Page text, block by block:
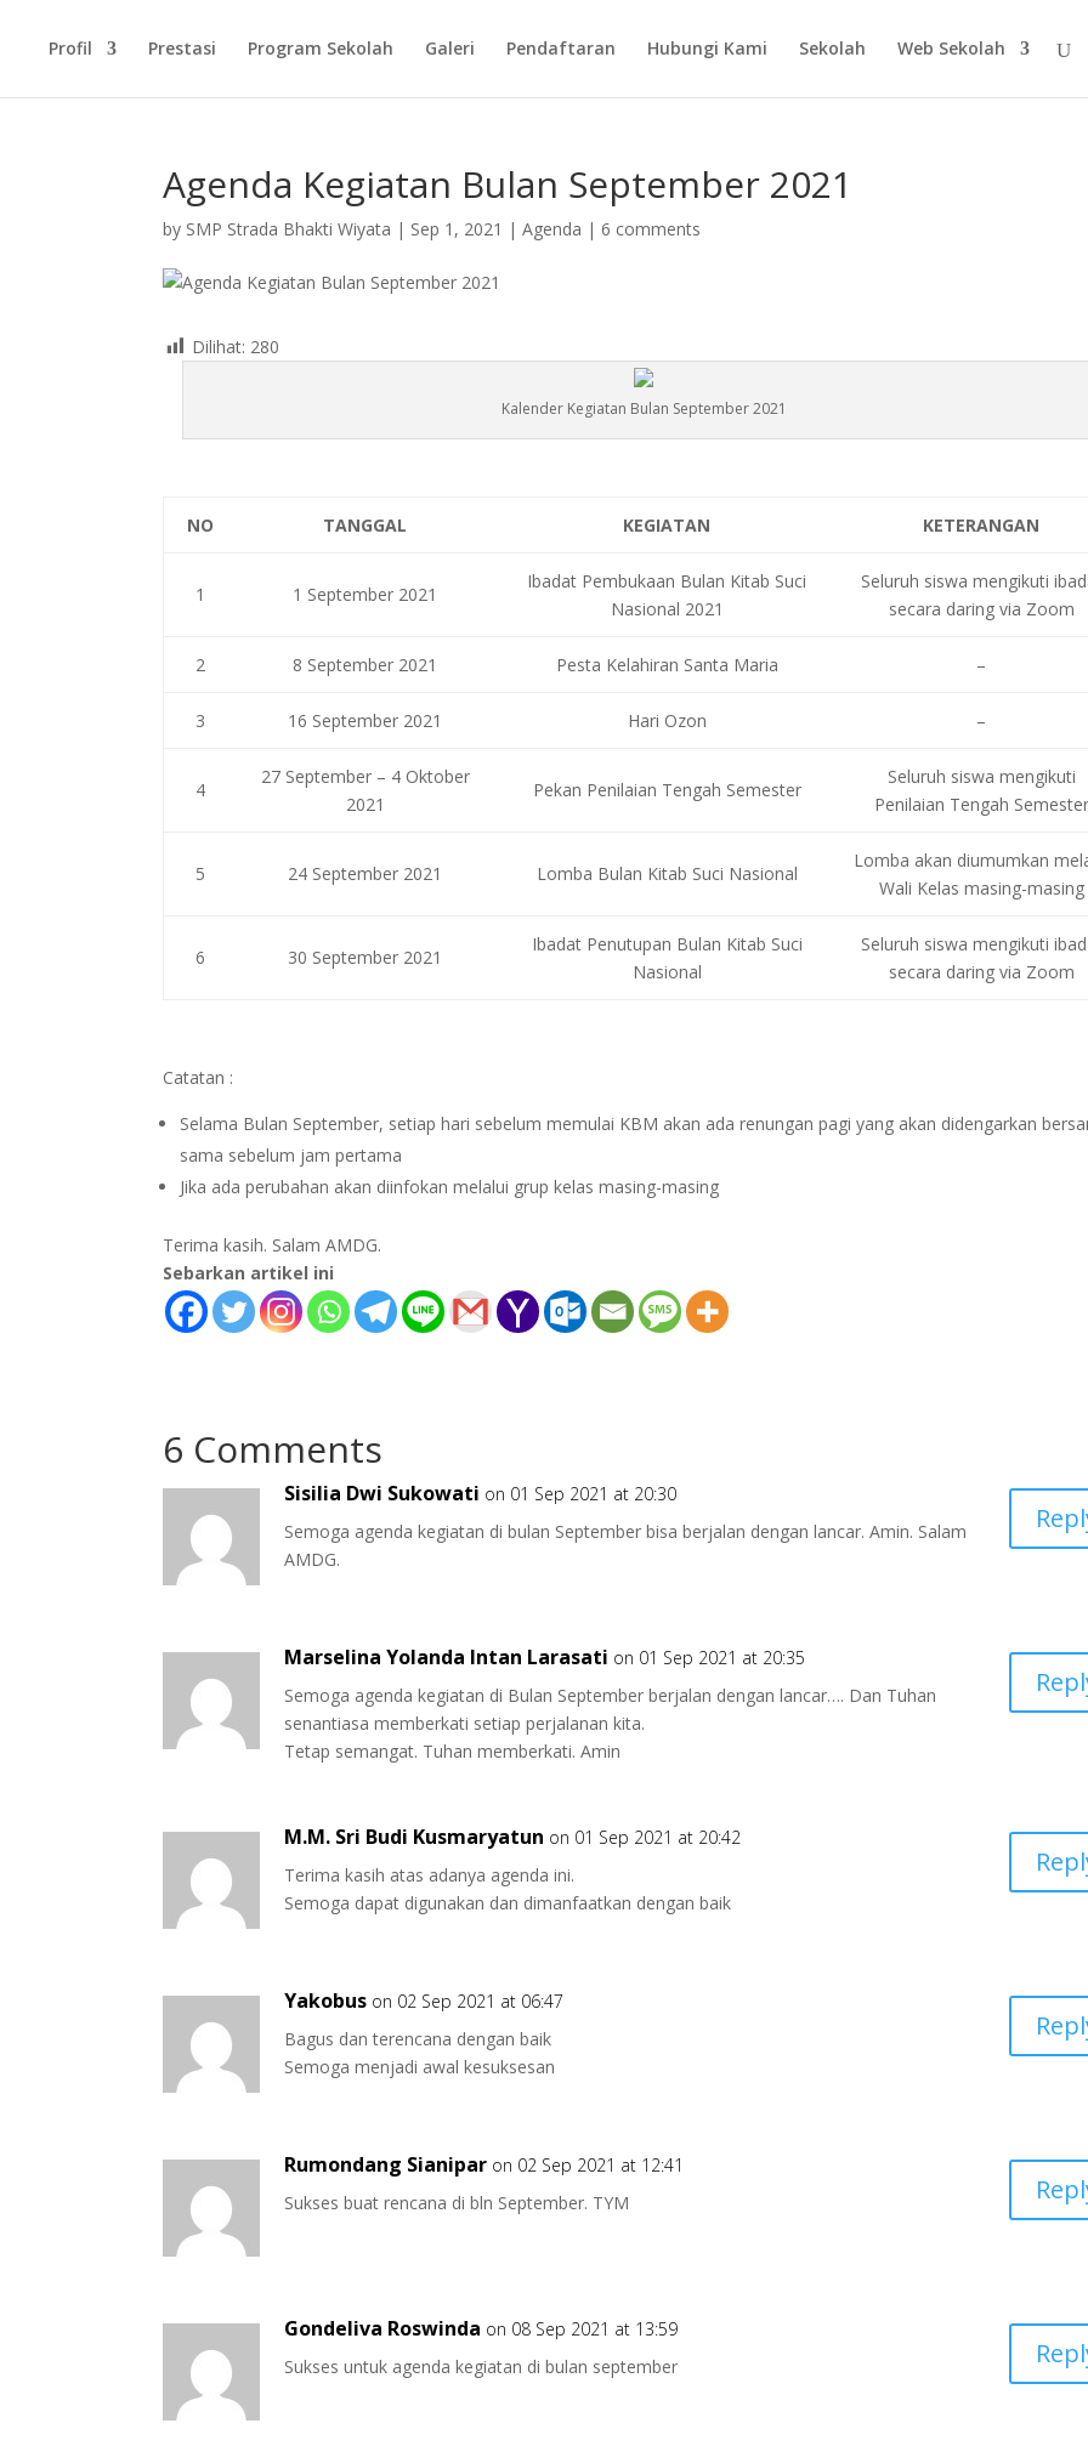
Profil Prestasi Program Sekolah Galeri Pendaftaran Hubungi Kami Sekolah Web Sekolah
Agenda Kegiatan Bulan September 2021
by SMP Strada Bhakti Wiyata | Sep 1, 2021 |Agenda |6 comments
Dilihat: 280
Kalender Kegiatan Bulan September 2021
NO TANGGAL KEGIATAN KETERANGAN
1 1 September 2021
Ibadat Pembukaan Bulan Kitab Suci
Nasional 2021
Seluruh siswa mengikuti
secara daring via Zoom
2 8 September 2021 Pesta Kelahiran Santa Maria –
3 16 September 2021 Hari Ozon –
4
27 September – 4 Oktober
2021
Pekan Penilaian Tengah Semester
Seluruh siswa mengikuti
Penilaian Tengah Semester
5 24 September 2021 Lomba Bulan Kitab Suci Nasional
Lomba akan diumumkan
Wali Kelas masing-masing
6 30 September 2021
Ibadat Penutupan Bulan Kitab Suci
Nasional
Seluruh siswa mengikuti
secara daring via Zoom
Catatan :
Selama Bulan September, setiap hari sebelum memulai KBM akan ada renungan pagi yang akan didengarkan
sama sebelum jam pertama
Jika ada perubahan akan diinfokan melalui grup kelas masing-masing
Terima kasih. Salam AMDG.
Sebarkan artikel ini
6 Comments
Sisilia Dwi Sukowati on 01 Sep 2021 at 20:30
Semoga agenda kegiatan di bulan September bisa berjalan dengan lancar. Amin. Salam
AMDG.
Marselina Yolanda Intan Larasati on 01 Sep 2021 at 20:35
Semoga agenda kegiatan di Bulan September berjalan dengan lancar…. Dan Tuhan
senantiasa memberkati setiap perjalanan kita.
Tetap semangat. Tuhan memberkati. Amin
M.M. Sri Budi Kusmaryatun on 01 Sep 2021 at 20:42
Terima kasih atas adanya agenda ini.
Semoga dapat digunakan dan dimanfaatkan dengan baik
Yakobus on 02 Sep 2021 at 06:47
Bagus dan terencana dengan baik
Semoga menjadi awal kesuksesan
Rumondang Sianipar on 02 Sep 2021 at 12:41
Sukses buat rencana di bln September. TYM
Gondeliva Roswinda on 08 Sep 2021 at 13:59
Sukses untuk agenda kegiatan di bulan september